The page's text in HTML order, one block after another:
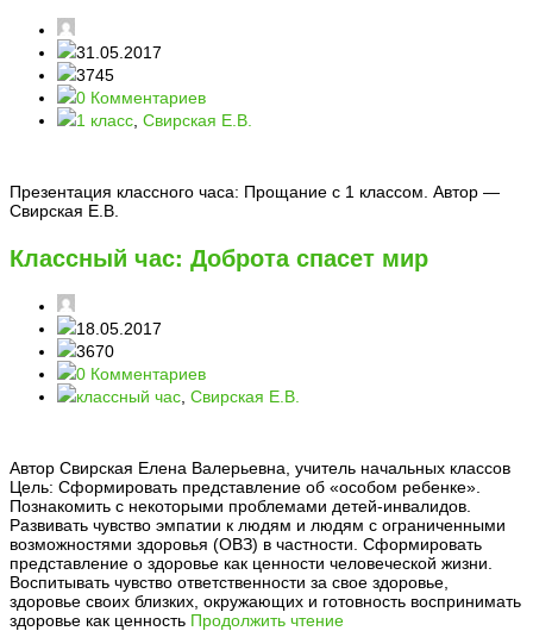
31.05.2017
3745
0 Комментариев
1 класс Свирская Е.В.
Презентация классного часа: Прощание с 1 классом. Автор —
Свирская Е.В.
Классный час: Доброта спасет мир
18.05.2017
3670
0 Комментариев
классный час Свирская Е.В.
Автор Свирская Елена Валерьевна, учитель начальных классов
Цель: Сформировать представление об «особом ребенке».
Познакомить с некоторыми проблемами детей-инвалидов.
Развивать чувство эмпатии к людям и людям с ограниченными
возможностями здоровья (ОВЗ) в частности. Сформировать
представление о здоровье как ценности человеческой жизни.
Воспитывать чувство ответственности за свое здоровье,
здоровье своих близких, окружающих и готовность воспринимать
здоровье как ценность Продолжить чтение